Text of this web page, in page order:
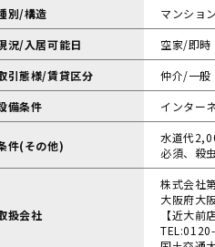
別/構造
マンショ
況/入居可能日
空家/即時
引態様/賃貸区分
仲介/一般
備条件
インター
件(その他)
水道代
必須、殺
扱会社
株式会社
大阪府大
【近大